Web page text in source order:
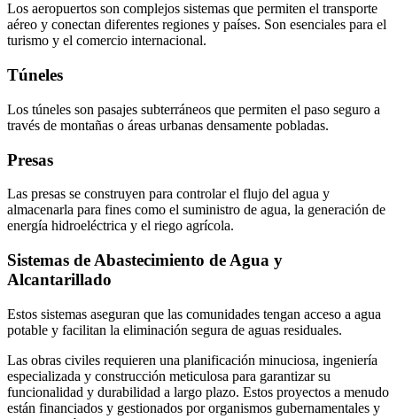
Los aeropuertos son complejos sistemas que permiten el transporte
aéreo y conectan diferentes regiones y países. Son esenciales para el
turismo y el comercio internacional.
Túneles
Los túneles son pasajes subterráneos que permiten el paso seguro a
través de montañas o áreas urbanas densamente pobladas.
Presas
Las presas se construyen para controlar el flujo del agua y
almacenarla para fines como el suministro de agua, la generación de
energía hidroeléctrica y el riego agrícola.
Sistemas de Abastecimiento de Agua y
Alcantarillado
Estos sistemas aseguran que las comunidades tengan acceso a agua
potable y facilitan la eliminación segura de aguas residuales.
Las obras civiles requieren una planificación minuciosa, ingeniería
especializada y construcción meticulosa para garantizar su
funcionalidad y durabilidad a largo plazo. Estos proyectos a menudo
están financiados y gestionados por organismos gubernamentales y